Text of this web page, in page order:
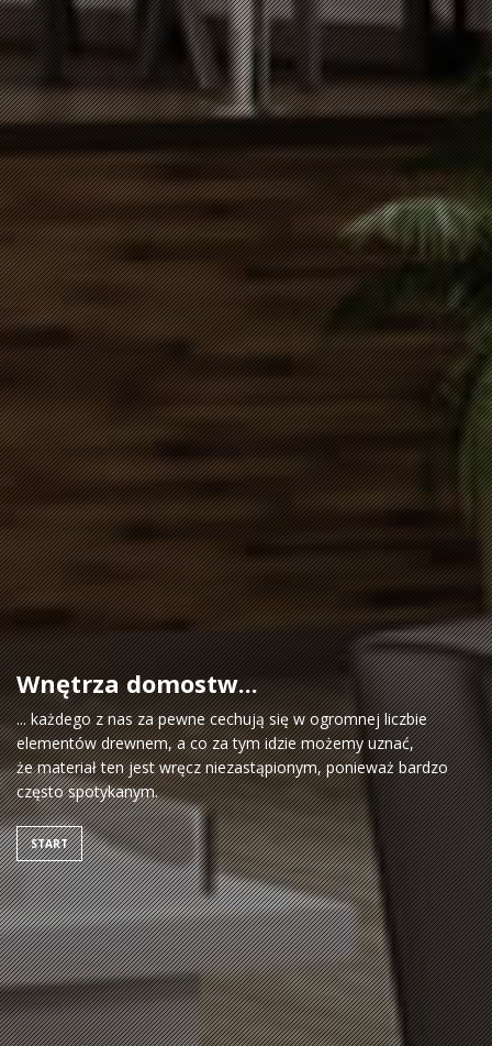
Wnętrza domostw...
... każdego z nas za pewne cechują się w ogromnej liczbie
elementów drewnem, a co za tym idzie możemy uznać,
że materiał ten jest wręcz niezastąpionym, ponieważ bardzo
często spotykanym.
START